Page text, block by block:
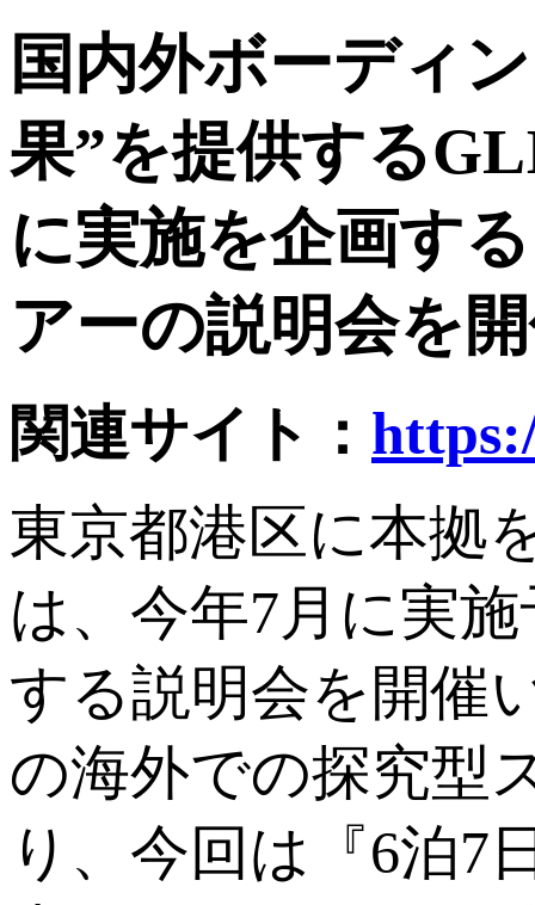
国内外ボーディ
果”を提供する
に実施を企画す
アーの説明会を
関連サイト：
東京都港区に本拠
は、今年7月に実
する説明会を開催
の海外での探究型
り、今回は『6泊7